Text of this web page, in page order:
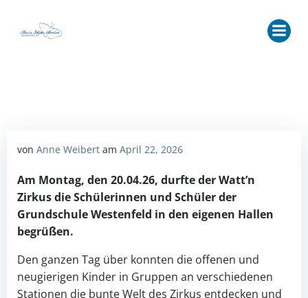
von Anne Weibert am April 22, 2026
Am Montag, den 20.04.26, durfte der Watt’n
Zirkus die Schülerinnen und Schülerder
Grundschule Westenfeld in den eigenen Hallen
begrüßen.
Den ganzen Tag über konnten die offenen und
neugierigen Kinder in Gruppen an verschiedenen
Stationen die bunte Welt des Zirkus entdecken und